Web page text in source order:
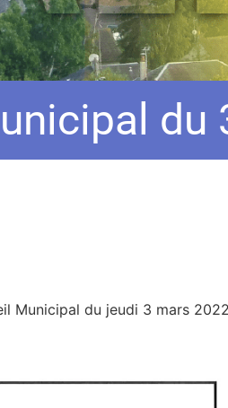
du
Municipal du jeudi 3 mars